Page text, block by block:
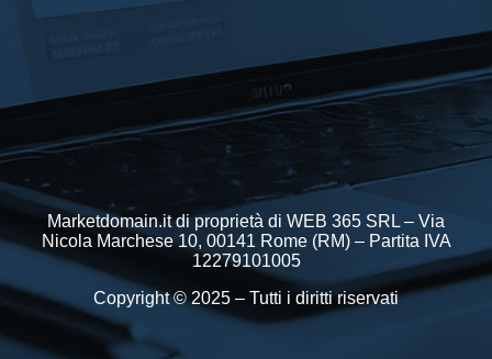
Marketdomain.it di proprietà di WEB 365 SRL – Via
Nicola Marchese 10, 00141 Rome (RM) – Partita IVA
12279101005
Copyright © 2025 – Tutti i diritti riservati